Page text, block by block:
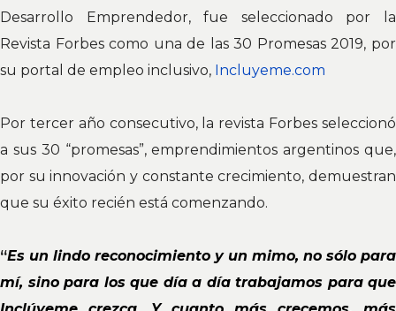
Desarrollo Emprendedor, fue seleccionado por la
Revista Forbes como una de las 30 Promesas 2019, por
su portal de empleo inclusivo, Incluyeme.com
Por tercer año consecutivo, la revista Forbes seleccionó
a sus 30 “promesas”, emprendimientos argentinos que,
por su innovación y constante crecimiento, demuestran
que su éxito recién está comenzando.
“Es un lindo reconocimiento y un mimo, no sólo para
mí, sino para los que día a día trabajamos para que